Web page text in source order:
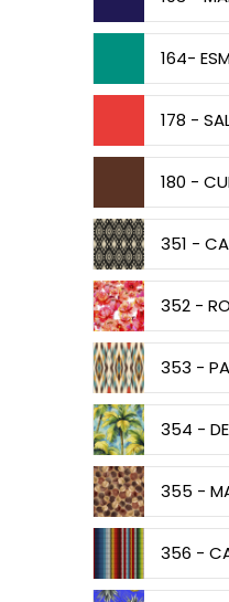
164-
178 -
180 -
351 -
352 -
353 -
354 -
355 -
356 -